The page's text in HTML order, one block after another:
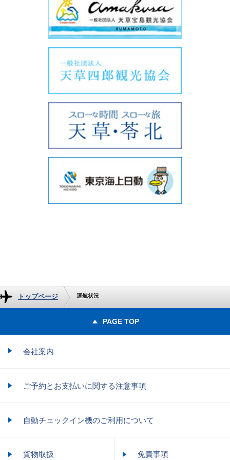
トップページ 運航状況
PAGE TOP
会社案内
ご予約とお支払いに関する注意事項
自動チェックイン機のご利用について
貨物取扱 免責事項